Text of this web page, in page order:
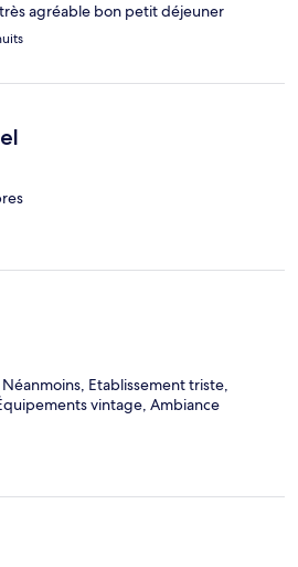
agréable bon petit déjeuner
Etablissement triste,
vintage, Ambiance